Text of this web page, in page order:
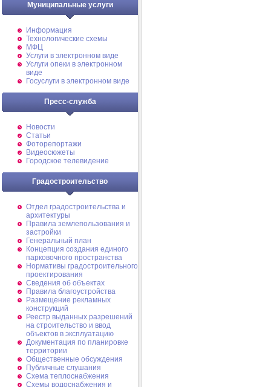
Муниципальные услуги
Информация
Технологические схемы
МФЦ
Услуги в электронном виде
Услуги опеки в электронном
виде
Госуслуги в электронном виде
Пресс-служба
Новости
Статьи
Фоторепортажи
Видеосюжеты
Городское телевидение
Градостроительство
Отдел градостроительства и
архитектуры
Правила землепользования и
застройки
Генеральный план
Концепция создания единого
парковочного пространства
Нормативы градостроительного
проектирования
Сведения об объектах
Правила благоустройства
Размещение рекламных
конструкций
Реестр выданных разрешений
на строительство и ввод
объектов в эксплуатацию
Документация по планировке
территории
Общественные обсуждения
Публичные слушания
Схема теплоснабжения
Схемы водоснабжения и